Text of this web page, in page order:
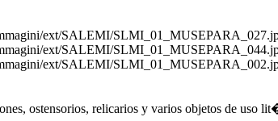
ext/SALEMI/
ext/SALEMI/
ext/SALEMI/
ostensorios, relicarios y varios objetos de uso